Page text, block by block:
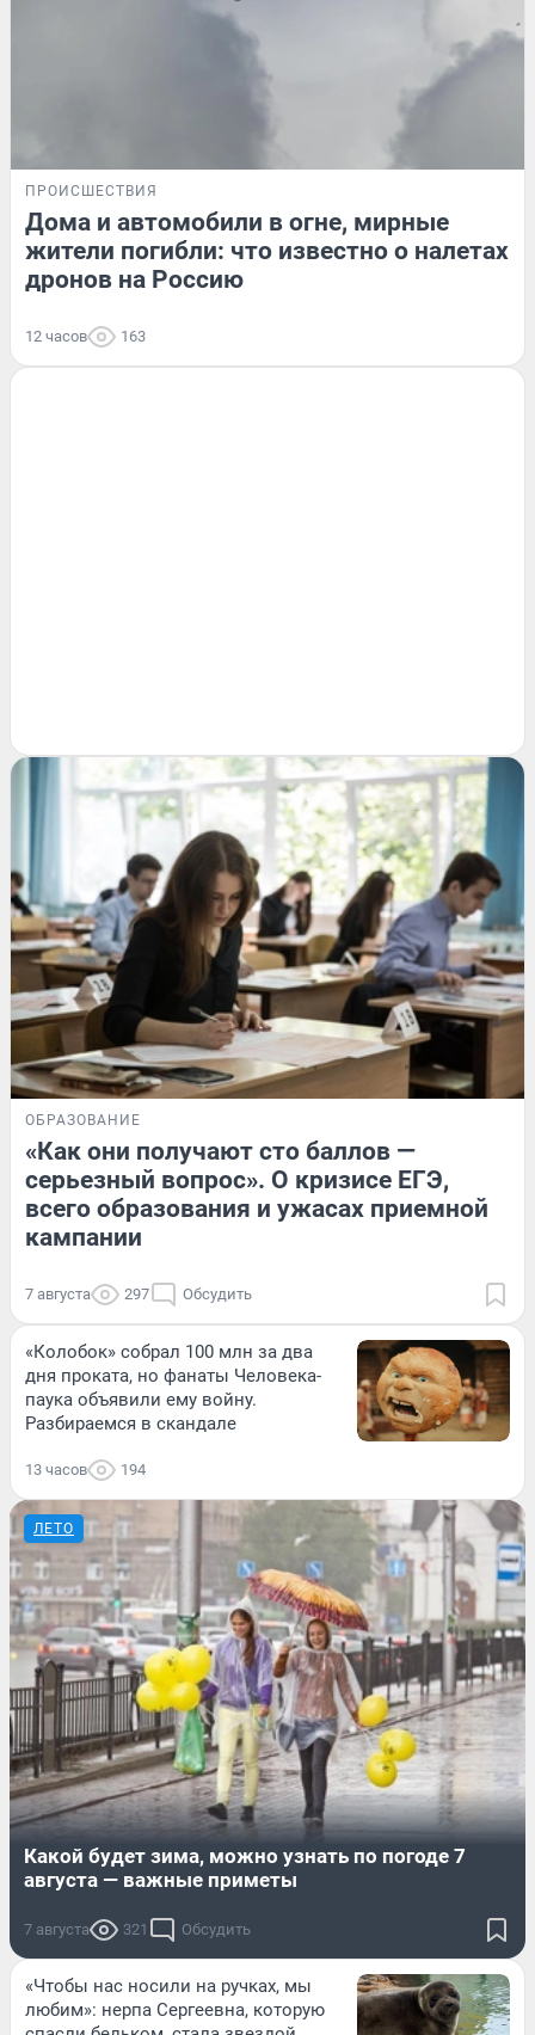
ПРОИСШЕСТВИЯ
Дома и автомобили в огне, мирные
жители погибли: что известно о налетах
дронов на Россию
12 часов 163
ОБРАЗОВАНИЕ
«Как они получают сто баллов —
серьезный вопрос». О кризисе ЕГЭ,
всего образования и ужасах приемной
кампании
7 августа 297 Обсудить
«Колобок» собрал 100 млн за два
дня проката, но фанаты Человека-
паука объявили ему войну.
Разбираемся в скандале
13 часов 194
ЛЕТО
Какой будет зима, можно узнать по погоде 7
августа — важные приметы
7 августа 321 Обсудить
«Чтобы нас носили на ручках, мы
любим»: нерпа Сергеевна, которую